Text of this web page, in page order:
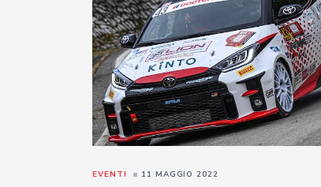
EVENTI 11 MAGGIO 2022